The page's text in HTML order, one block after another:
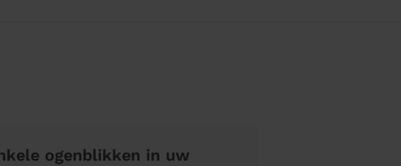
ogenblikken in uw